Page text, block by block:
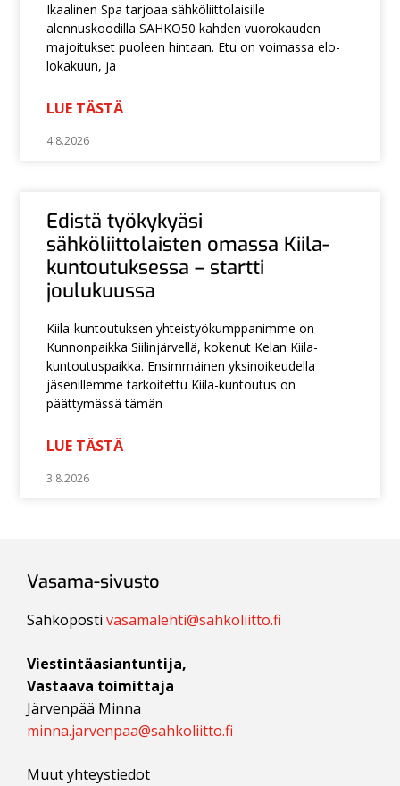
Ikaalinen Spa tarjoaa sähköliittolaisille
alennuskoodilla SAHKO50 kahden vuorokauden
majoitukset puoleen hintaan. Etu on voimassa elo-
lokakuun, ja
LUE TÄSTÄ
4.8.2026
Edistä työkykyäsi
sähköliittolaisten omassa Kiila-
kuntoutuksessa – startti
joulukuussa
Kiila-kuntoutuksen yhteistyökumppanimme on
Kunnonpaikka Siilinjärvellä, kokenut Kelan Kiila-
kuntoutuspaikka. Ensimmäinen yksinoikeudella
jäsenillemme tarkoitettu Kiila-kuntoutus on
päättymässä tämän
LUE TÄSTÄ
3.8.2026
Vasama-sivusto
Sähköpostivasamalehti@sahkoliitto.fi
Viestintäasiantuntija,
Vastaava toimittaja
Järvenpää Minna
minna.jarvenpaa@sahkoliitto.fi
Muut yhteystiedot